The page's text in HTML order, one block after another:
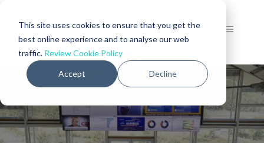
This site uses cookies to ensure that you get the
best online experience and to analyse our web
traffic. Review Cookie Policy
Accept Decline